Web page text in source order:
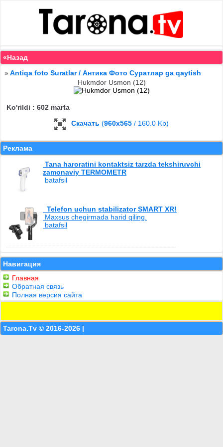
«Назад
»Antiqa foto Suratlar / Антика Фото Суратлар ga qaytish
Hukmdor Usmon (12)
Ko'rildi : 602 marta
Скачать (960x565 / 160.0 Kb)
Реклама
Tana haroratini kontaktsiz tarzda tekshiruvchi
zamonaviy TERMOMETR
batafsil
Telefon uchun stabilizator SMART XR!
Maxsus chegirmada harid qiling.
batafsil
Навигация
Главная
Обратная связь
Полная версия сайта
Tarona.Tv © 2016-2026 |